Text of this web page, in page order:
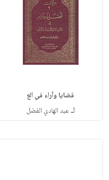
قضايا وآراء في الع
لـعبد الهادي الفضل